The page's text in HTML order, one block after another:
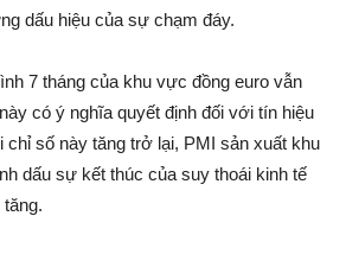
dấu hiệu của sự chạm đáy.
7 tháng của khu vực đồng euro vẫn
có ý nghĩa quyết định đối với tín hiệu
chỉ số này tăng trở lại, PMI sản xuất khu
dấu sự kết thúc của suy thoái kinh tế